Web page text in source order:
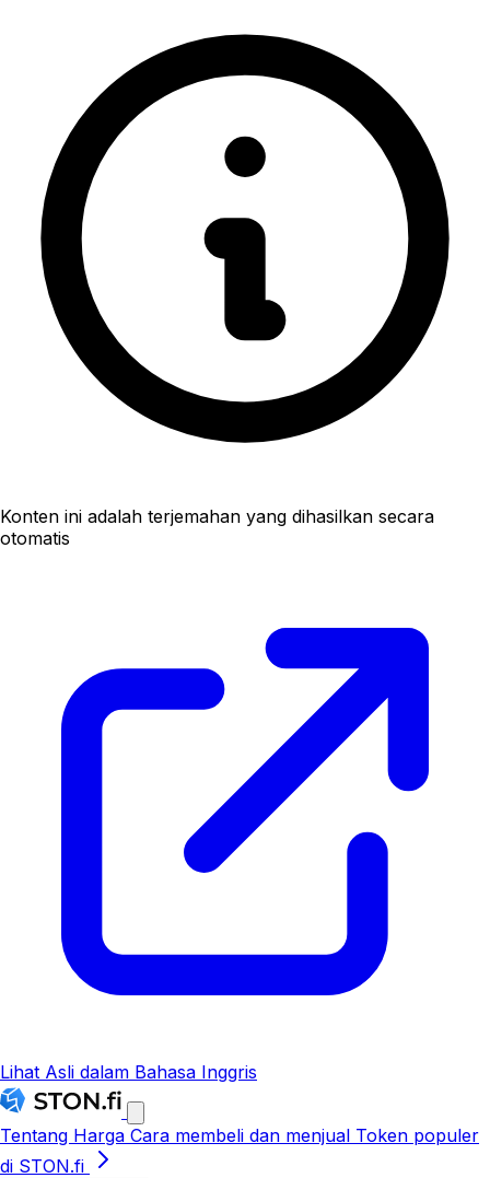
Konten ini adalah terjemahan yang dihasilkan secara
otomatis
Lihat Asli dalam Bahasa Inggris
Tentang Harga Cara membeli dan menjual Token populer
di STON.fi